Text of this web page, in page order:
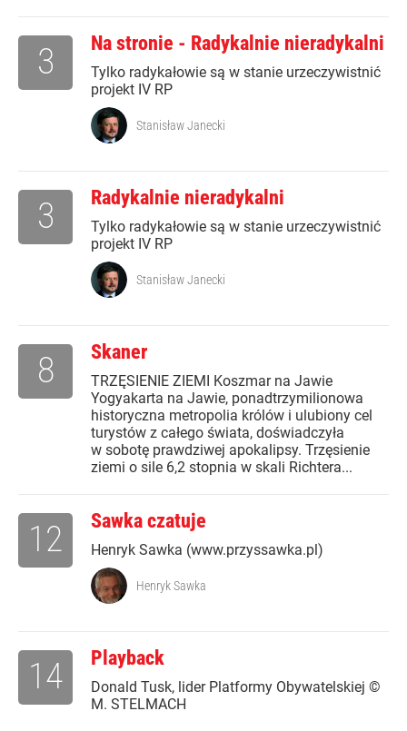
Na stronie - Radykalnie nieradykalni
Tylko radykałowie są w stanie urzeczywistnić
projekt IV RP
3
Stanisław Janecki
Radykalnie nieradykalni
Tylko radykałowie są w stanie urzeczywistnić
projekt IV RP
3
Stanisław Janecki
Skaner
TRZĘSIENIE ZIEMI Koszmar na Jawie
Yogyakarta na Jawie, ponadtrzymilionowa
historyczna metropolia królów i ulubiony cel
turystów z całego świata, doświadczyła
w sobotę prawdziwej apokalipsy. Trzęsienie
ziemi o sile 6,2 stopnia w skali Richtera...
8
Sawka czatuje
Henryk Sawka (www.przyssawka.pl)
12
Henryk Sawka
Playback
Donald Tusk, lider Platformy Obywatelskiej ©
M. STELMACH
14